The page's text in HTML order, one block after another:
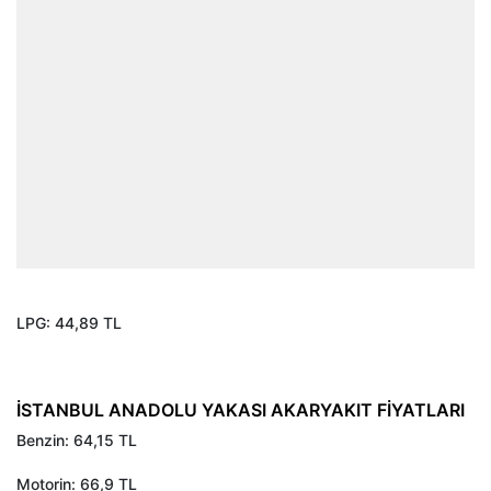
LPG: 44,89 TL
İSTANBUL ANADOLU YAKASI AKARYAKIT FİYATLARI
Benzin: 64,15 TL
Motorin: 66,9 TL